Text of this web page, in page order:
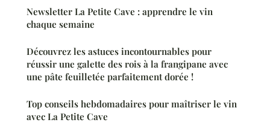
Newsletter La Petite Cave : apprendre le vin
chaque semaine
Découvrez les astuces incontournables pour
réussir une galette des rois à la frangipane avec
une pâte feuilletée parfaitement dorée !
Top conseils hebdomadaires pour maîtriser le vin
avec La Petite Cave